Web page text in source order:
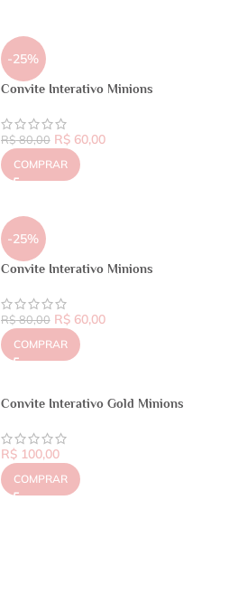
-25%
Convite Interativo Minions
R$80,00 R$60,00
COMPRAR
-25%
Convite Interativo Minions
R$80,00 R$60,00
COMPRAR
Convite Interativo Gold Minions
R$100,00
COMPRAR